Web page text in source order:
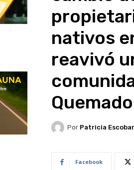
nativos
reavivó
Por Patricia Escobar
Facebook